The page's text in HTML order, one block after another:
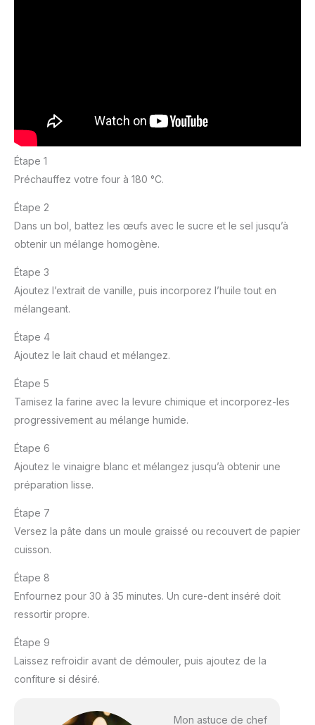
Étape 1
Préchauffez votre four à 180 °C.
Étape 2
Dans un bol, battez les œufs avec le sucre et le sel jusqu’à
obtenir un mélange homogène.
Étape 3
Ajoutez l’extrait de vanille, puis incorporez l’huile tout en
mélangeant.
Étape 4
Ajoutez le lait chaud et mélangez.
Étape 5
Tamisez la farine avec la levure chimique et incorporez-les
progressivement au mélange humide.
Étape 6
Ajoutez le vinaigre blanc et mélangez jusqu’à obtenir une
préparation lisse.
Étape 7
Versez la pâte dans un moule graissé ou recouvert de papier
cuisson.
Étape 8
Enfournez pour 30 à 35 minutes. Un cure-dent inséré doit
ressortir propre.
Étape 9
Laissez refroidir avant de démouler, puis ajoutez de la
confiture si désiré.
Mon astuce de chef